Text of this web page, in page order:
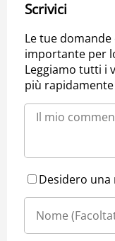
Scrivici
Le tue
importante per
Leggiamo tutti i
più
Desidero una